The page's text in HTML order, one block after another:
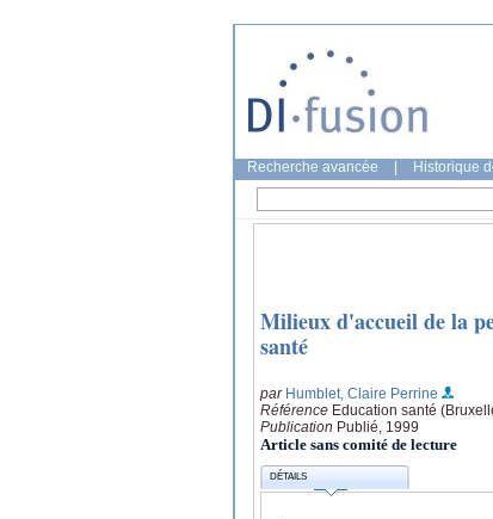
Recherche avancée Historique
Milieux d'accueil de la
santé
par Humblet, Claire Perrine
Référence Education santé
Publication Publié, 1999
Article sans comité de lecture
DÉTAILS